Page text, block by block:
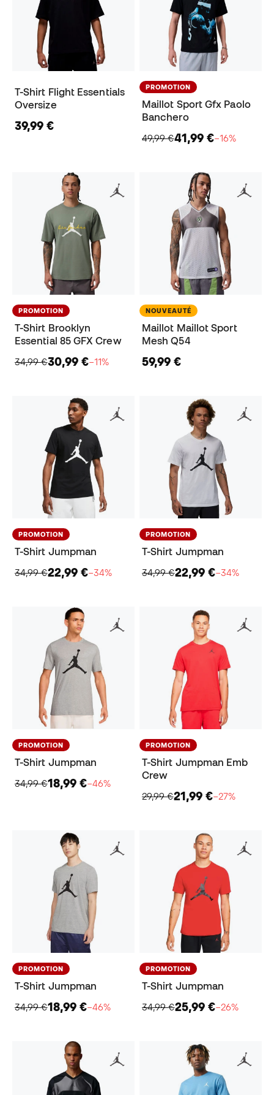
T-Shirt Flight Essentials
Oversize
39,99 €
PROMOTION
Maillot Sport Gfx Paolo
Banchero
49,99 €41,99 €−16%
PROMOTION
T-Shirt Brooklyn
Essential 85 GFX Crew
34,99 €30,99 €−11%
NOUVEAUTÉ
Maillot Maillot Sport
Mesh Q54
59,99 €
PROMOTION
T-Shirt Jumpman
34,99 €22,99 €−34%
PROMOTION
T-Shirt Jumpman
34,99 €22,99 €−34%
PROMOTION
T-Shirt Jumpman
34,99 €18,99 €−46%
PROMOTION
T-Shirt Jumpman Emb
Crew
29,99 €21,99 €−27%
PROMOTION
T-Shirt Jumpman
34,99 €18,99 €−46%
PROMOTION
T-Shirt Jumpman
34,99 €25,99 €−26%